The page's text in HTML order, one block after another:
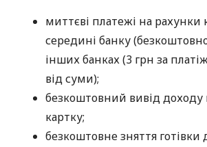
миттєві платежі на рахунки
середині банку
інших банках (3 грн за
від суми);
безкоштовний вивід доходу
картку;
безкоштовне зняття готівки